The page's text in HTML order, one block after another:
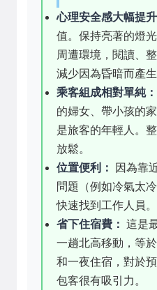
心理安全感大幅提升
值。保持亮著的燈
周遭環境，閱讀、
減少因為昏暗而產生
乘客組成相對單純：
的婦女、帶小孩的
是旅客的年輕人。
放鬆。
位置便利：
因為靠
問題（例如冷氣太
快速找到工作人員。
省下住宿費： 這是
一趟北高移動，等
和一夜住宿，對於
包客很有吸引力。